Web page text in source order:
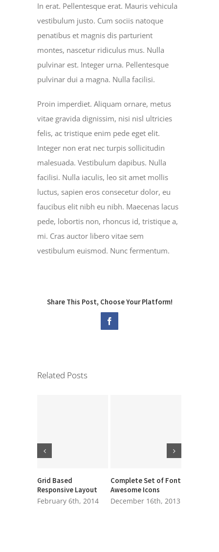
In erat. Pellentesque erat. Mauris vehicula
vestibulum justo. Cum sociis natoque
penatibus et magnis dis parturient
montes, nascetur ridiculus mus. Nulla
pulvinar est. Integer urna. Pellentesque
pulvinar dui a magna. Nulla facilisi.
Proin imperdiet. Aliquam ornare, metus
vitae gravida dignissim, nisi nisl ultricies
felis, ac tristique enim pede eget elit.
Integer non erat nec turpis sollicitudin
malesuada. Vestibulum dapibus. Nulla
facilisi. Nulla iaculis, leo sit amet mollis
luctus, sapien eros consecetur dolor, eu
faucibus elit nibh eu nibh. Maecenas lacus
pede, lobortis non, rhoncus id, tristique a,
mi. Cras auctor libero vitae sem
vestibulum euismod. Nunc fermentum.
Share This Post, Choose Your Platform!
Facebook
Related Posts
Grid Based
Responsive Layout
February 6th, 2014
Complete Set of Font
Awesome Icons
December 16th, 2013